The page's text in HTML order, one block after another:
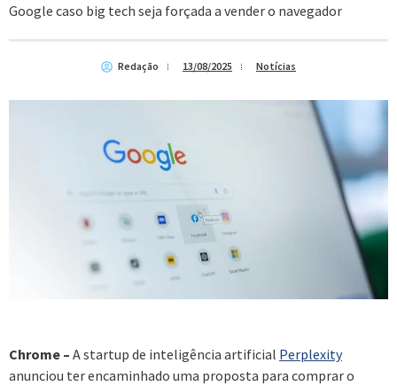
Google caso big tech seja forçada a vender o navegador
Redação 13/08/2025 Notícias
Chrome – A startup de inteligência artificial Perplexity
anunciou ter encaminhado uma proposta para comprar o